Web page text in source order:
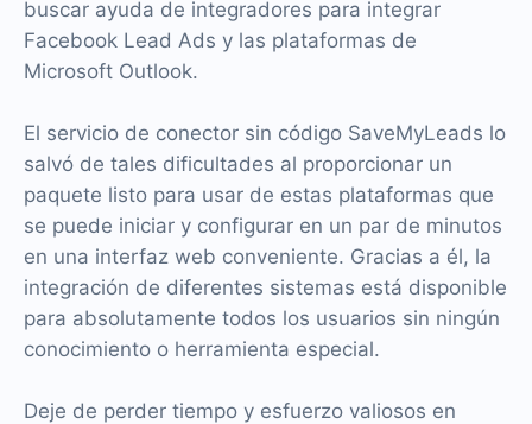
buscar ayuda de integradores para integrar
Facebook Lead Ads y las plataformas de
Microsoft Outlook.
El servicio de conector sin código SaveMyLeads lo
salvó de tales dificultades al proporcionar un
paquete listo para usar de estas plataformas que
se puede iniciar y configurar en un par de minutos
en una interfaz web conveniente. Gracias a él, la
integración de diferentes sistemas está disponible
para absolutamente todos los usuarios sin ningún
conocimiento o herramienta especial.
Deje de perder tiempo y esfuerzo valiosos en